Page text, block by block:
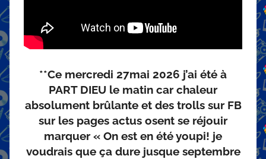
**Ce mercredi 27mai 2026 j’ai été à
PART DIEU le matin car chaleur
absolument brûlante et des trolls sur FB
sur les pages actus osent se réjouir
marquer « On est en été youpi! je
voudrais que ça dure jusque septembre